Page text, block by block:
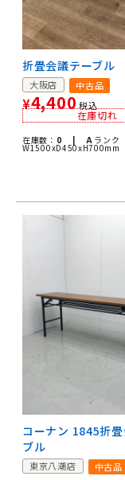
折畳会議テーブル
大阪店 中古品
¥4,400 税込
在庫切れ
在庫数： 0 | Aランク
W1500xD450xH700mm
コーナン 1845折
ブル
東京八潮店
中古品